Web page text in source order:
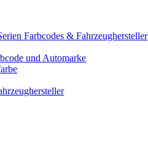
Farbcodes & Fahrzeughersteller
und Automarke